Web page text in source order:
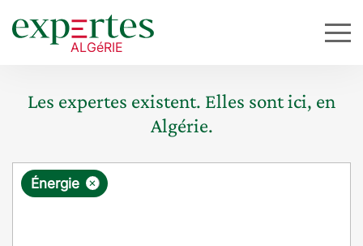
Les expertes existent. Elles sont ici, en
Algérie.
R
×
Énergie